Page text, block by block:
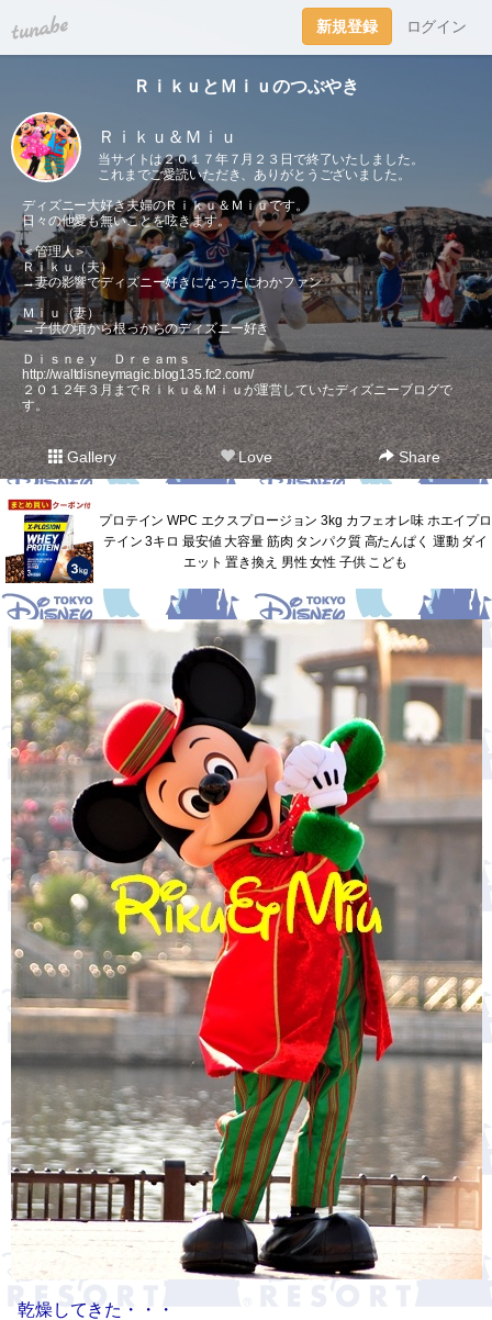
tuna.be 新規登録 ログイン
ＲｉｋｕとＭｉｕのつぶやき
Ｒｉｋｕ＆Ｍｉｕ
当サイトは２０１７年７月２３日で終了いたしました。
これまでご愛読いただき、ありがとうございました。
ディズニー大好き夫婦のＲｉｋｕ＆Ｍｉｕです。
日々の他愛も無いことを呟きます。
＜管理人＞
Ｒｉｋｕ（夫）
→妻の影響でディズニー好きになったにわかファン
Ｍｉｕ（妻）
→子供の頃から根っからのディズニー好き
Ｄｉｓｎｅｙ Ｄｒｅａｍｓ
http://waltdisneymagic.blog135.fc2.com/
２０１２年３月までＲｉｋｕ＆Ｍｉｕが運営していたディズニーブログで
す。
Gallery Love Share
プロテイン WPC エクスプロージョン 3kg カフェオレ味 ホエイプロ
テイン 3キロ 最安値 大容量 筋肉 タンパク質 高たんぱく 運動 ダイ
エット 置き換え 男性 女性 子供 こども
乾燥してきた・・・